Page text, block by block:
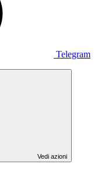
Telegram
Vedi azioni